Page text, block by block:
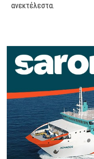
ανεκτέλεστα.